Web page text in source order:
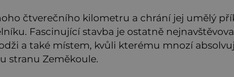
čtverečního kilometru a chrání jej umělý
Fascinující stavba je ostatně
a také místem, kvůli kterému mnozí
stranu Zeměkoule.